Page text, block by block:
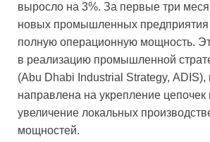
выросло на 3%. За первые три
новых промышленных
полную операционную мощность.
в реализацию промышленной
(Abu Dhabi Industrial Strategy, ADIS),
направлена на укрепление цепочек
увеличение локальных
мощностей.